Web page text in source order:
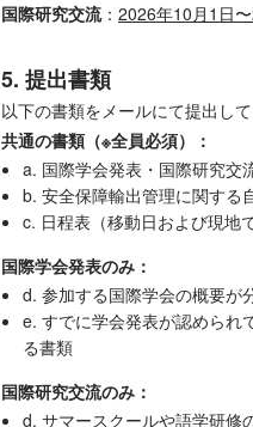
国際研究交流： 2026年10月1日
5. 提出書類
以下の書類をメールにて提出して
共通の書類（※全員必須）：
a. 国際学会発表・国際研究交
b. 安全保障輸出管理に関する
c. 日程表（移動日および現地
国際学会発表のみ：
d. 参加する国際学会の概要が
e. すでに学会発表が認められ
る書類
国際研究交流のみ：
d. サマースクールや語学研修